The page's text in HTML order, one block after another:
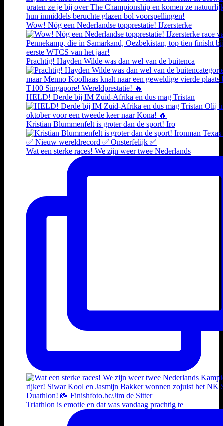
Wow! Nóg een Nederlandse topprestatie! IJzersterke
Prachtig! Hayden Wilde was dan wel van de buitenca
HELD! Derde bij IM Zuid-Afrika en dus mag Tristan
Kristian Blummenfelt is groter dan de sport! Iro
Wat een sterke races! We zijn weer twee Nederlands
Triathlon is emotie en dat was vandaag prachtig te